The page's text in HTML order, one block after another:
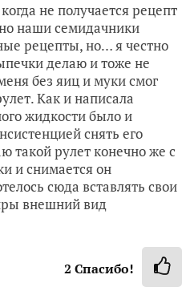
не получается рецепт
наши семидачники
рецепты, но… я честно
делаю и тоже не
без яиц и муки смог
Как и написала
жидкости было и
снять его
такой рулет конечно же с
и снимается он
сюда вставлять свои
внешний вид
2 Спасибо!